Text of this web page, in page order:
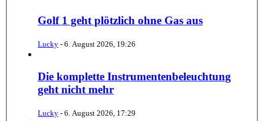
Golf 1 geht plötzlich ohne Gas aus
Lucky - 6. August 2026, 19:26
Die komplette Instrumentenbeleuchtung
geht nicht mehr
Lucky - 6. August 2026, 17:29